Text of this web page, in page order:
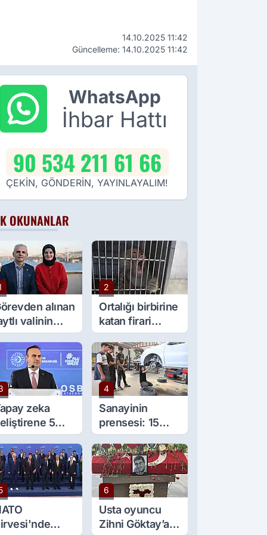
14.10.2025 11:42
Güncelleme: 14.10.2025 11:42
WhatsApp
İhbar Hattı
90 534 211 61 66
ÇEKİN, GÖNDERİN, YAYINLAYALIM!
OKUNANLAR
alınan
valinin
sürpriz
görev
2
Ortalığı birbirine
katan firari
maymun, kadını
yaraladı
zeka
5
lira kredi
4
Sanayinin
prensesi: 15
yaşında 5 çırağı
var
6
Usta oyuncu
Zihni Göktay’a